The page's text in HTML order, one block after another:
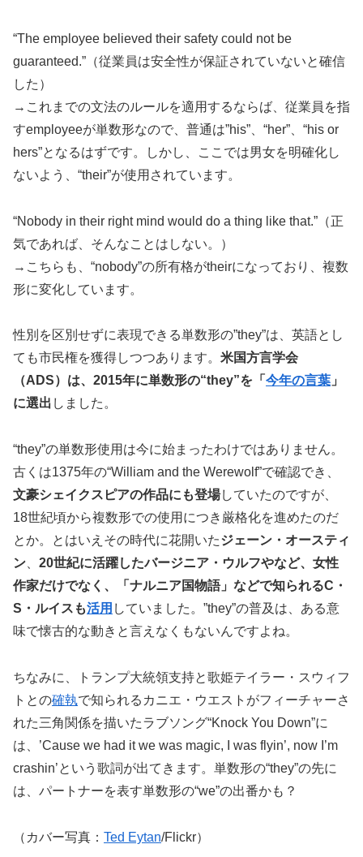
“The employee believed their safety could not be
guaranteed.”（従業員は安全性が保証されていないと確信
した）
→これまでの文法のルールを適用するならば、従業員を指
すemployeeが単数形なので、普通は”his”、“her”、“his or
hers”となるはずです。しかし、ここでは男女を明確化し
ないよう、“their”が使用されています。
“Nobody in their right mind would do a thing like that.”（正
気であれば、そんなことはしない。）
→こちらも、“nobody”の所有格がtheirになっており、複数
形に変化しています。
性別を区別せずに表現できる単数形の”they”は、英語とし
ても市民権を獲得しつつあります。 米国方言学会
（ADS）は、2015年に単数形の“they”を「 今年の言葉 」
に選出 しました。
“they”の単数形使用は今に始まったわけではありません。
古くは1375年の“William and the Werewolf”で確認でき、
文豪シェイクスピアの作品にも登場していたのですが、
18世紀頃から複数形での使用につき厳格化を進めたのだ
とか。とはいえその時代に花開いたジェーン・オースティ
ン
20世紀に活躍したバージニア・ウルフやなど、女性
作家だけでなく、「ナルニア国物語」などで知られるC・
S・ルイスも活用 していました。”they”の普及は、ある意
味で懐古的な動きと言えなくもないんですよね。
ちなみに、トランプ大統領支持と歌姫テイラー・スウィフ
トとの確執で知られるカニエ・ウエストがフィーチャーさ
れた三角関係を描いたラブソング“Knock You Down”に
は、’Cause we had it we was magic, I was flyin’, now I’m
crashin’という歌詞が出てきます。単数形の“they”の先に
は、パートナーを表す単数形の“we”の出番かも？
（カバー写真： Ted Eytan/Flickr）